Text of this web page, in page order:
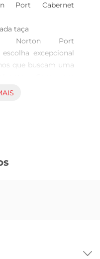
Port Cabernet
taça
Norton Port
excepcional
que buscam uma
de 750ml, este
e a estrutura